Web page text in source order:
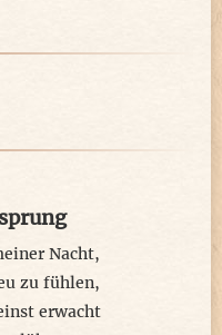
Nacht,
zu fühlen,
erwacht